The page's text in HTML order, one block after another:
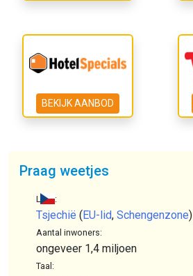
BEKIJK AANBOD
Praag weetjes
Land:
Tsjechië (EU-lid, Schengenzone)
Aantal inwoners:
ongeveer 1,4 miljoen
Taal: